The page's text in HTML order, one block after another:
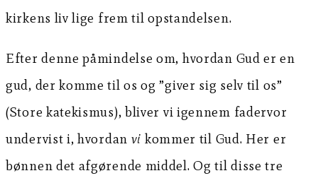
kirkens liv lige frem til opstandelsen.
Efter denne påmindelse om, hvordan Gud er en
gud, der komme til os og ”giver sig selv til os”
(Store katekismus), bliver vi igennem fadervor
undervist i, hvordan vi kommer til Gud. Her er
bønnen det afgørende middel. Og til disse tre